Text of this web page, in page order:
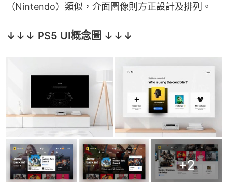
（Nintendo）類似，介面圖像則方正設計及排列。
↓↓↓ PS5 UI概念圖 ↓↓↓
+2